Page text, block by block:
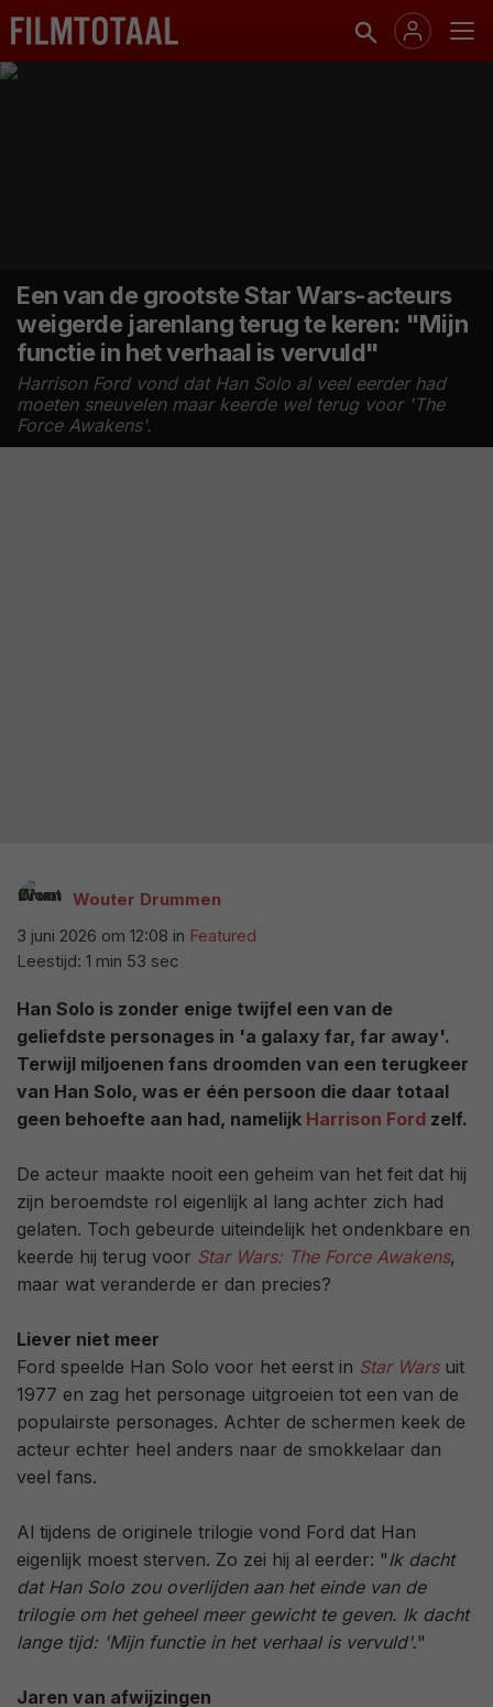
Een van de grootste Star Wars-acteurs
weigerde jarenlang terug te keren: "Mijn
functie in het verhaal is vervuld"
Harrison Ford vond dat Han Solo al veel eerder had
moeten sneuvelen maar keerde wel terug voor 'The
Force Awakens'.
Wouter Drummen
3 juni 2026 om 12:08 in Featured
Leestijd: 1 min 53 sec
Han Solo is zonder enige twijfel een van de
geliefdste personages in 'a galaxy far, far away'.
Terwijl miljoenen fans droomden van een terugkeer
van Han Solo, was er één persoon die daar totaal
geen behoefte aan had, namelijk Harrison Ford zelf.
De acteur maakte nooit een geheim van het feit dat hij
zijn beroemdste rol eigenlijk al lang achter zich had
gelaten. Toch gebeurde uiteindelijk het ondenkbare en
keerde hij terug voor Star Wars: The Force Awakens,
maar wat veranderde er dan precies?
Liever niet meer
Ford speelde Han Solo voor het eerst in Star Warsuit
1977 en zag het personage uitgroeien tot een van de
populairste personages. Achter de schermen keek de
acteur echter heel anders naar de smokkelaar dan
veel fans.
Al tijdens de originele trilogie vond Ford dat Han
eigenlijk moest sterven. Zo zei hij al eerder: "Ik dacht
dat Han Solo zou overlijden aan het einde van de
trilogie om het geheel meer gewicht te geven. Ik dacht
lange tijd: 'Mijn functie in het verhaal is vervuld'."
Jaren van afwijzingen